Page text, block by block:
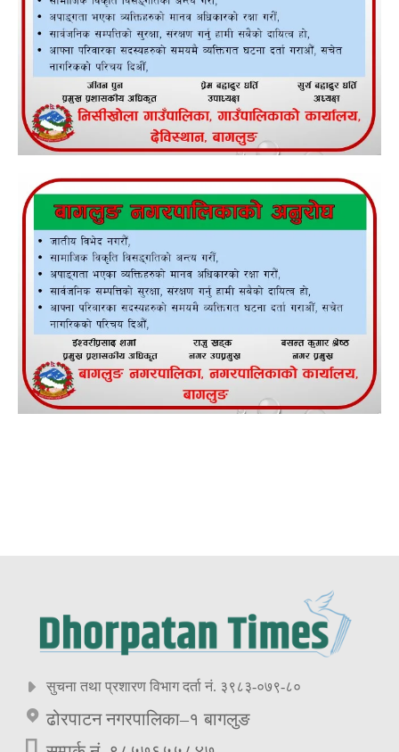
सुचना तथा प्रशारण विभाग दर्ता नं. ३९८३-०७९-८०
ढोरपाटन नगरपालिका–१ बागलुङ